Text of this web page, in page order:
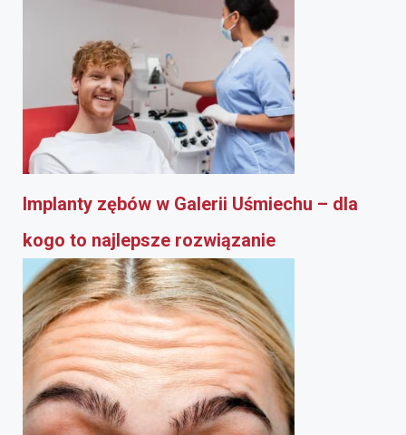
Implanty zębów w Galerii Uśmiechu – dla
kogo to najlepsze rozwiązanie